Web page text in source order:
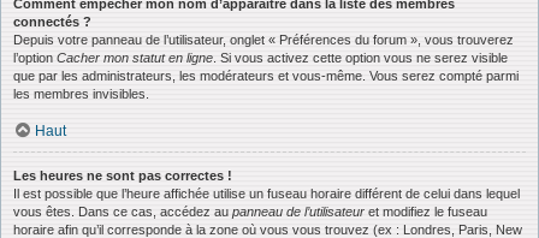
Comment empêcher mon nom d’apparaître dans la liste des membres
connectés ?
Depuis votre panneau de l’utilisateur, onglet « Préférences du forum », vous trouverez
l’option Cacher mon statut en ligne . Si vous activez cette option vous ne serez visible
que par les administrateurs, les modérateurs et vous-même. Vous serez compté parmi
les membres invisibles.
Haut
Les heures ne sont pas correctes !
Il est possible que l’heure affichée utilise un fuseau horaire différent de celui dans lequel
vous êtes. Dans ce cas, accédez au panneau de l’utilisateur et modifiez le fuseau
horaire afin qu’il corresponde à la zone où vous vous trouvez (ex : Londres, Paris, New